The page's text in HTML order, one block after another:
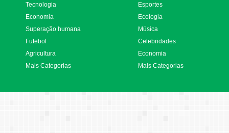
Tecnologia
Economia
Superação humana
Futebol
Agricultura
Mais Categorias
Esportes
Ecologia
Música
Celebridades
Economia
Mais Categorias